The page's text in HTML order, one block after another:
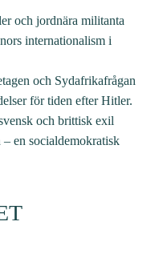
och jordnära militanta
internationalism i
och Sydafrikafrågan
för tiden efter Hitler.
och brittisk exil
en socialdemokratisk